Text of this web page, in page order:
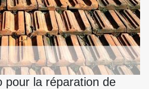
pour la réparation de